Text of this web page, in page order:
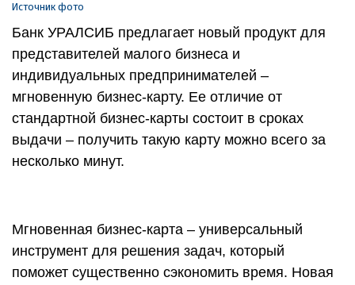
Источник фото
Банк УРАЛСИБ предлагает новый продукт для
представителей малого бизнеса и
индивидуальных предпринимателей –
мгновенную бизнес-карту. Ее отличие от
стандартной бизнес-карты состоит в сроках
выдачи – получить такую карту можно всего за
несколько минут.
Мгновенная бизнес-карта – универсальный
инструмент для решения задач, который
поможет существенно сэкономить время. Новая